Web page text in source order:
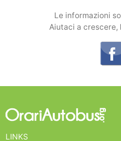
Le informazioni
Aiutaci a crescere,
LINKS